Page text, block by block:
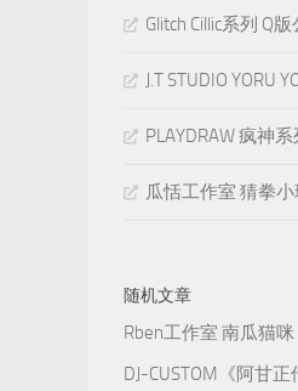
Glitch Cillic系列 Q
J.T STUDIO YORU
PLAYDRAW 疯神
瓜恬工作室 猜拳
随机文章
Rben工作室 南瓜猫咪
DJ-CUSTOM《阿甘